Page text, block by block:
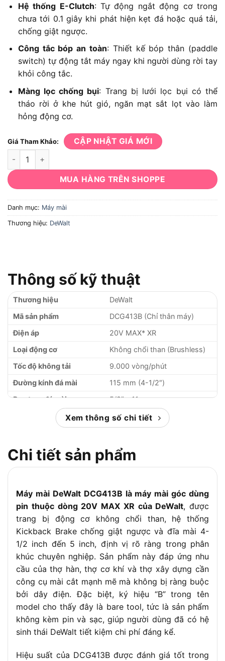
Hệ thống E-Clutch: Tự động ngắt động cơ trong
chưa tới 0.1 giây khi phát hiện kẹt đá hoặc quá tải,
chống giật ngược.
Công tắc bóp an toàn: Thiết kế bóp thân (paddle
switch) tự động tắt máy ngay khi người dùng rời tay
khỏi công tắc.
Màng lọc chống bụi: Trang bị lưới lọc bụi có thể
tháo rời ở khe hút gió, ngăn mạt sắt lọt vào làm
hỏng động cơ.
Giá Tham Khảo: CẬP NHẬT GIÁ MỚI
Máy Mài DeWalt DCG413B số lượng
MUA HÀNG TRÊN SHOPPE
Danh mục: Máy mài
Thương hiệu: DeWalt
Thông số kỹ thuật
Thương hiệu
DeWalt
Mã sản phẩm
DCG413B (Chỉ thân máy)
Điện áp
20V MAX* XR
Loại động cơ
Không chổi than (Brushless)
Tốc độ không tải
9.000 vòng/phút
Đường kính đá mài
115 mm (4-1/2″)
Ren trục đá mài
5/8″ – 11
Loại công tắc
Công tắc bóp (Paddle Switch)
Tính năng an toàn
Phanh điện tử, E-Clutch
Xem thông số chi tiết
Chi tiết sản phẩm
Máy mài DeWalt DCG413B là máy mài góc dùng
pin thuộc dòng 20V MAX XR của DeWalt, được
trang bị động cơ không chổi than, hệ thống
Kickback Brake chống giật ngược và đĩa mài 4-
1/2 inch đến 5 inch, định vị rõ ràng trong phân
khúc chuyên nghiệp. Sản phẩm này đáp ứng nhu
cầu của thợ hàn, thợ cơ khí và thợ xây dựng cần
công cụ mài cắt mạnh mẽ mà không bị ràng buộc
bởi dây điện. Đặc biệt, ký hiệu “B” trong tên
model cho thấy đây là bare tool, tức là sản phẩm
không kèm pin và sạc, giúp người dùng đã có hệ
sinh thái DeWalt tiết kiệm chi phí đáng kể.
Hiệu suất của DCG413B được đánh giá tốt trong